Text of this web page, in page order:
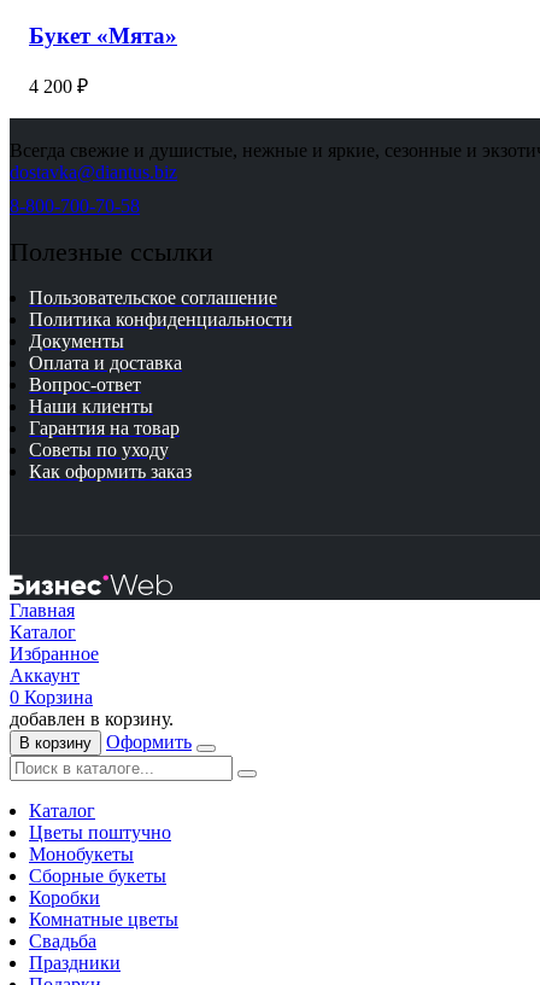
Букет «Мята»
4 200 ₽
Всегда свежие и душистые, нежные и яркие, сезонные и
dostavka@diantus.biz
8-800-700-70-58
Полезные ссылки
Пользовательское соглашение
Политика конфиденциальности
Документы
Оплата и доставка
Вопрос-ответ
Наши клиенты
Гарантия на товар
Советы по уходу
Как оформить заказ
Главная
Каталог
Избранное
Аккаунт
0 Корзина
добавлен в корзину.
В корзину Оформить
Каталог
Цветы поштучно
Монобукеты
Сборные букеты
Коробки
Комнатные цветы
Свадьба
Праздники